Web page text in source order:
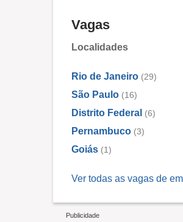
Vagas
Localidades
Rio de Janeiro (29)
São Paulo (16)
Distrito Federal (6)
Pernambuco (3)
Goiás (1)
Ver todas as vagas de